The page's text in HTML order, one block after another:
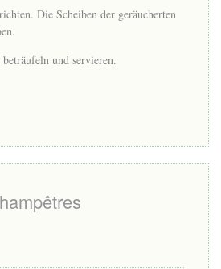
Die Scheiben der geräucherten
und servieren.